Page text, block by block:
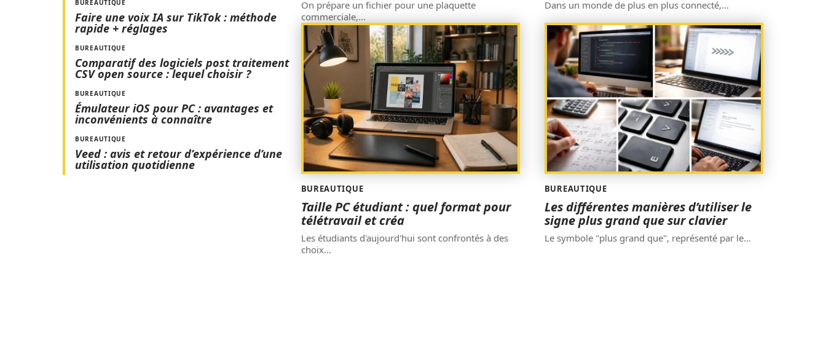
BUREAUTIQUE
Faire une voix IA sur TikTok : méthode
rapide + réglages
BUREAUTIQUE
Comparatif des logiciels post traitement
CSV open source : lequel choisir ?
BUREAUTIQUE
Émulateur iOS pour PC : avantages et
inconvénients à connaître
BUREAUTIQUE
Veed : avis et retour d’expérience d’une
utilisation quotidienne
On prépare un fichier pour une plaquette
commerciale,…
Dans un monde de plus en plus connecté,…
BUREAUTIQUE
Taille PC étudiant : quel format pour
télétravail et créa
Les étudiants d'aujourd'hui sont confrontés à des
choix…
BUREAUTIQUE
Les différentes manières d’utiliser le
signe plus grand que sur clavier
Le symbole "plus grand que", représenté par le…